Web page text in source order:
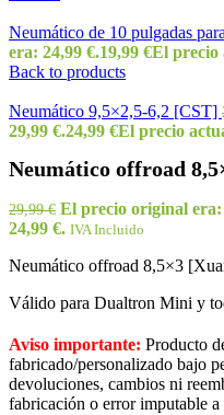
Neumático de 10 pulgadas
era: 24,99 €.19,99 €El precio
Back to products
Neumático 9,5×2,5-6,2 [CST]
29,99 €.24,99 €El precio
Neumático offroad
29,99€ El precio original era:
24,99 €. IVA Incluido
Neumático offroad 8,5×3
Válido para Dualtron Mini y
Aviso importante: Producto
fabricado/personalizado bajo
devoluciones, cambios ni
fabricación o error imputable a